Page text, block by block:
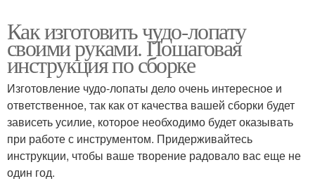
Как изготовить чудо-лопату
своими руками. Пошаговая
инструкция по сборке
Изготовление чудо-лопаты дело очень интересное и
ответственное, так как от качества вашей сборки будет
зависеть усилие, которое необходимо будет оказывать
при работе с инструментом. Придерживайтесь
инструкции, чтобы ваше творение радовало вас еще не
один год.